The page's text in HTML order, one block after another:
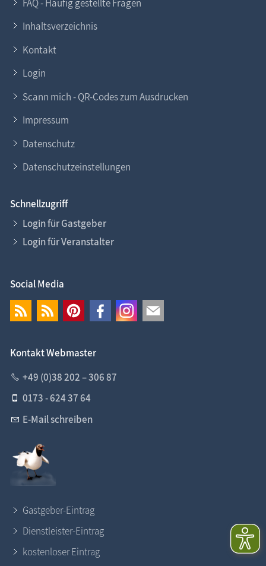
FAQ - Häufig gestellte Fragen
Inhaltsverzeichnis
Kontakt
Login
Scann mich - QR-Codes zum Ausdrucken
Impressum
Datenschutz
Datenschutzeinstellungen
Schnellzugriff
Login für Gastgeber
Login für Veranstalter
Social Media
Kontakt Webmaster
+49 (0)38 202 – 306 87
0173 - 624 37 64
E-Mail schreiben
Gastgeber-Eintrag
Dienstleister-Eintrag
kostenloser Eintrag